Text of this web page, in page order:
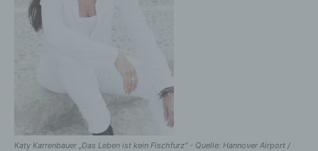
Katy Karrenbauer „Das Leben ist kein Fischfurz“ - Quelle: Hannover Airport /